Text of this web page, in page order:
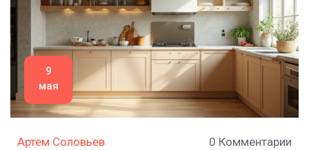
9
мая
Артем Соловьев 0 Комментарии